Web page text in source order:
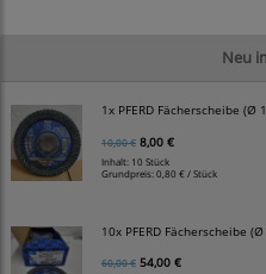
Neu
1x PFERD Fächerscheibe (Ø
10,00 € 8,00 €
Inhalt: 10 Stück
Grundpreis:0,80 € / Stück
10x PFERD Fächerscheibe
60,00 € 54,00 €